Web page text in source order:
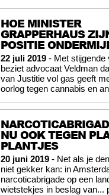
HOE MINISTER
GRAPPERHAUS
POSITIE
22 juli 2019 - Met stijgende
beziet advocaat Veldman
van Justitie vol gas geeft
oorlog tegen cannabis en
NU OOK TEGEN
PLANTJES
20 juni 2019 - Net als je
niet gekker kan: in
narcoticabrigade op een
wietstekjes in beslag van...